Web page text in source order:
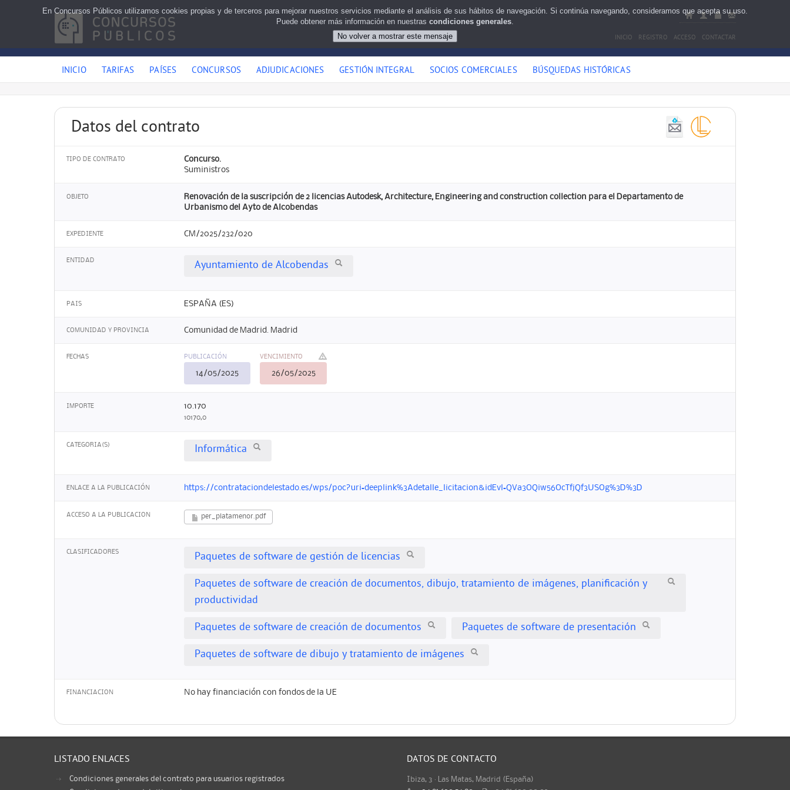
INICIO REGISTRO ACCESO CONTACTAR
INICIO TARIFAS PAÍSES CONCURSOS ADJUDICACIONES GESTIÓN INTEGRAL SOCIOS COMERCIALES BÚSQUEDAS HISTÓRICAS
Datos del contrato
TIPO DE CONTRATO
Concurso.
Suministros
OBJETO
Renovación de la suscripción de 2 licencias Autodesk, Architecture, Engineering and construction collection para el Departamento de
Urbanismo del Ayto de Alcobendas
EXPEDIENTE CM/2025/232/020
ENTIDAD Ayuntamiento de Alcobendas
PAIS ESPAÑA (ES)
COMUNIDAD Y PROVINCIA Comunidad de Madrid. Madrid
FECHAS PUBLICACIÓN
14/05/2025
VENCIMIENTO
26/05/2025
IMPORTE 10.170
10170,0
CATEGORIA(S) Informática
ENLACE A LA PUBLICACIÓN https://contrataciondelestado.es/wps/poc?uri=deeplink%3Adetalle_licitacion&idEvl=QVa3OQiw56OcTfjQf3USOg%3D%3D
ACCESO A LA PUBLICACION per_platamenor.pdf
CLASIFICADORES Paquetes de software de gestión de licencias
Paquetes de software de creación de documentos, dibujo, tratamiento de imágenes, planificación y
productividad
Paquetes de software de creación de documentos Paquetes de software de presentación
Paquetes de software de dibujo y tratamiento de imágenes
FINANCIACION No hay financiación con fondos de la UE
LISTADO ENLACES
Condiciones generales del contrato para usuarios registrados
DATOS DE CONTACTO
Ibiza, 3 · Las Matas, Madrid (España)
En Concursos Públicos utilizamos cookies propias y de terceros para mejorar nuestros servicios mediante el análisis de sus hábitos de navegación. Si continúa navegando, consideramos que acepta su uso.
Puede obtener más información en nuestras condiciones generales.